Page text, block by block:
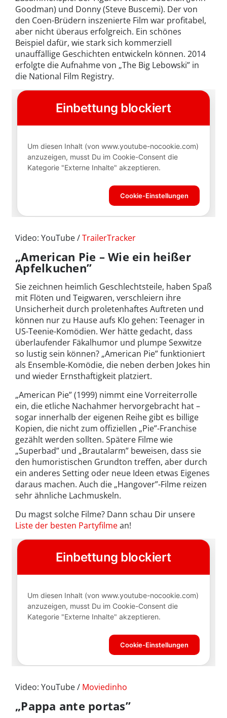
Goodman) und Donny (Steve Buscemi). Der von
den Coen-Brüdern inszenierte Film war profitabel,
aber nicht überaus erfolgreich. Ein schönes
Beispiel dafür, wie stark sich kommerziell
unauffällige Geschichten entwickeln können. 2014
erfolgte die Aufnahme von „The Big Lebowski” in
die National Film Registry.
Video: YouTube /TrailerTracker
„American Pie – Wie ein heißer
Apfelkuchen”
Sie zeichnen heimlich Geschlechtsteile, haben Spaß
mit Flöten und Teigwaren, verschleiern ihre
Unsicherheit durch proletenhaftes Auftreten und
können nur zu Hause aufs Klo gehen: Teenager in
US-Teenie-Komödien. Wer hätte gedacht, dass
überlaufender Fäkalhumor und plumpe Sexwitze
so lustig sein können? „American Pie” funktioniert
als Ensemble-Komödie, die neben derben Jokes hin
und wieder Ernsthaftigkeit platziert.
„American Pie” (1999) nimmt eine Vorreiterrolle
ein, die etliche Nachahmer hervorgebracht hat –
sogar innerhalb der eigenen Reihe gibt es billige
Kopien, die nicht zum offiziellen „Pie”-Franchise
gezählt werden sollten. Spätere Filme wie
„Superbad” und „Brautalarm” beweisen, dass sie
den humoristischen Grundton treffen, aber durch
ein anderes Setting oder neue Ideen etwas Eigenes
daraus machen. Auch die „Hangover”-Filme reizen
sehr ähnliche Lachmuskeln.
Du magst solche Filme? Dann schau Dir unsere
Liste der besten Partyfilmean!
Video: YouTube / Moviedinho
„Pappa ante portas”